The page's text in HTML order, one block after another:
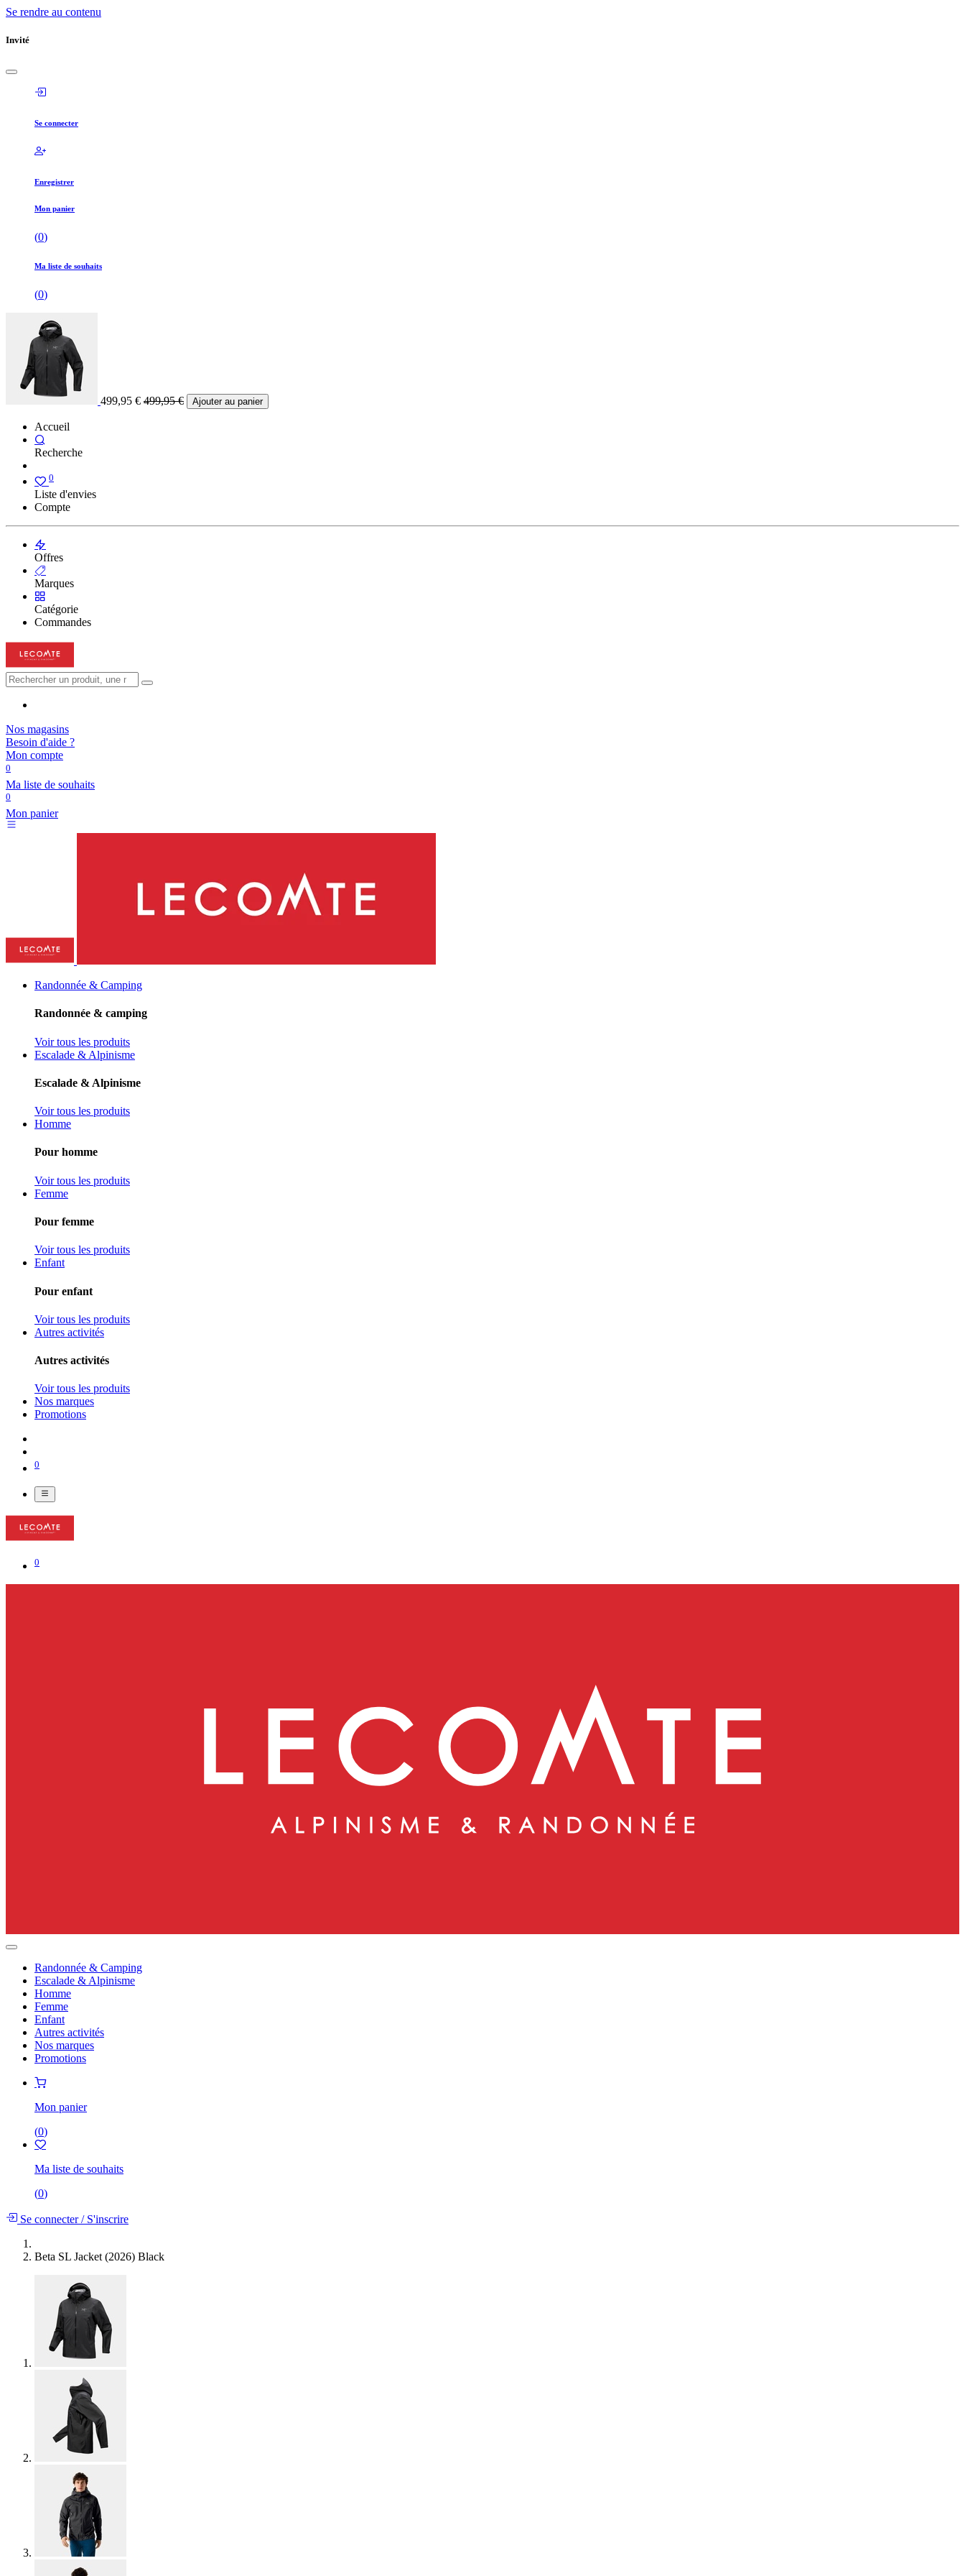
Se rendre au contenu
Invité
Se connecter
Enregistrer
Mon panier
(0)
Ma liste de souhaits
(0)
499,95 € 499,95€ Ajouter au panier
Accueil
Recherche
0
Liste d'envies
Compte
Offres
Marques
Catégorie
Commandes
Nos magasins
Besoin d'aide ?
Mon compte
0
Ma liste de souhaits
0
Mon panier
Randonnée & Camping
Randonnée & camping
Voir tous les produits
Escalade & Alpinisme
Escalade & Alpinisme
Voir tous les produits
Homme
Pour homme
Voir tous les produits
Femme
Pour femme
Voir tous les produits
Enfant
Pour enfant
Voir tous les produits
Autres activités
Autres activités
Voir tous les produits
Nos marques
Promotions
0
0
Randonnée & Camping
Escalade & Alpinisme
Homme
Femme
Enfant
Autres activités
Nos marques
Promotions
Mon panier
(0)
Ma liste de souhaits
(0)
Se connecter/S'inscrire
Beta SL Jacket (2026) Black